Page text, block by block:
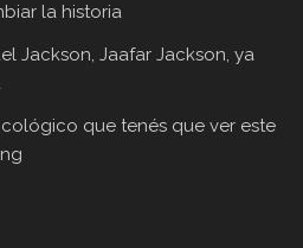
la historia
Jackson, Jaafar Jackson, ya
que tenés que ver este